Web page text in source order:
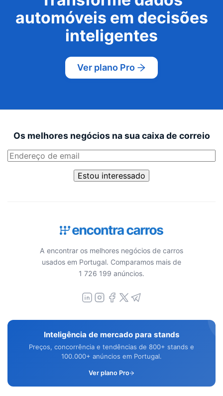
automóveis em decisões
inteligentes
Ver plano Pro
Os melhores negócios na sua caixa de correio
Estou interessado
A encontrar os melhores negócios de carros
usados em Portugal. Comparamos mais de
1 726 199 anúncios.
Inteligência de mercado para stands
Preços, concorrência e tendências de 800+ stands e
100.000+ anúncios em Portugal.
Ver plano Pro